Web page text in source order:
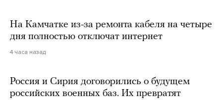
На Камчатке из-за ремонта кабеля на четыре
дня полностью отключат интернет
4 часа назад
Россия и Сирия договорились о будущем
российских военных баз. Их превратят